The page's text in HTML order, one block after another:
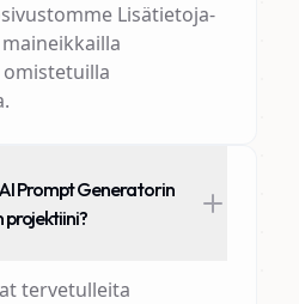
Lisätietoja-
Prompt Generatorin
tervetulleita